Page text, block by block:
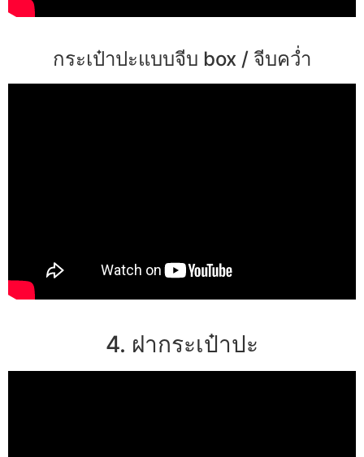
กระเป๋าปะแบบจีบ box / จีบคว่ำ
4. ฝากระเป๋าปะ